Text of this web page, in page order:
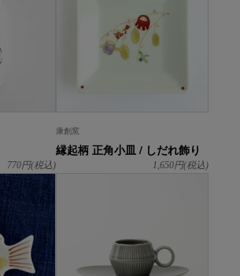
770円(税込)
康創窯
縁起柄 正角小皿 / しだれ飾り
1,650円(税込)